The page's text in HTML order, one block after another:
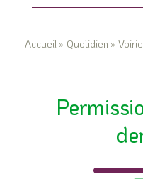
Accueil» Quotidien » Voirie